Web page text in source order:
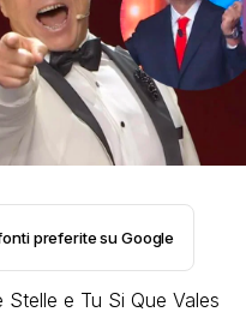
preferite su Google
e Tu Si Que Vales